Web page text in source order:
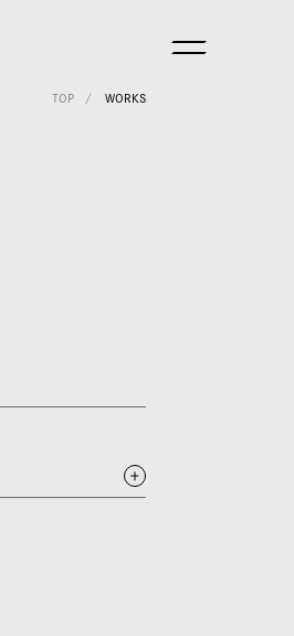
TOP WORKS